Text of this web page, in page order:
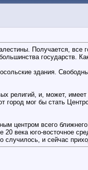
Получается,
государств.
здания.
религий, и, может,
город мог бы стать
центром всего
века юго-восточное
и сейчас